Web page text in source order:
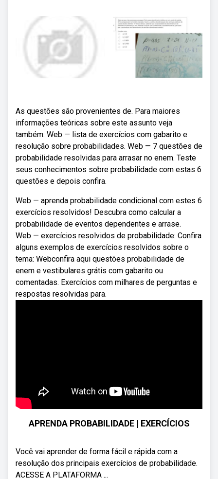
As questões são provenientes de. Para maiores
informações teóricas sobre este assunto veja
também: Web — lista de exercícios com gabarito e
resolução sobre probabilidades. Web — 7 questões de
probabilidade resolvidas para arrasar no enem. Teste
seus conhecimentos sobre probabilidade com estas 6
questões e depois confira.
Web — aprenda probabilidade condicional com estes 6
exercícios resolvidos! Descubra como calcular a
probabilidade de eventos dependentes e arrase.
Web — exercícios resolvidos de probabilidade: Confira
alguns exemplos de exercícios resolvidos sobre o
tema: Webconfira aqui questões probabilidade de
enem e vestibulares grátis com gabarito ou
comentadas. Exercícios com milhares de perguntas e
respostas resolvidas para.
APRENDA PROBABILIDADE | EXERCÍCIOS
Você vai aprender de forma fácil e rápida com a
resolução dos principais exercícios de probabilidade.
ACESSE A PLATAFORMA ...